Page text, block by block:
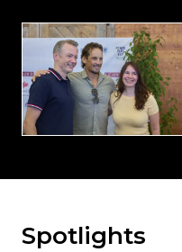
Möchten
Spotlights